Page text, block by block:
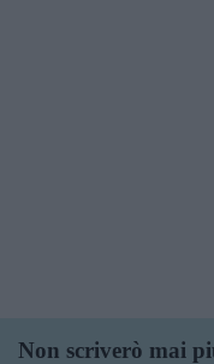
Non scriverò mai